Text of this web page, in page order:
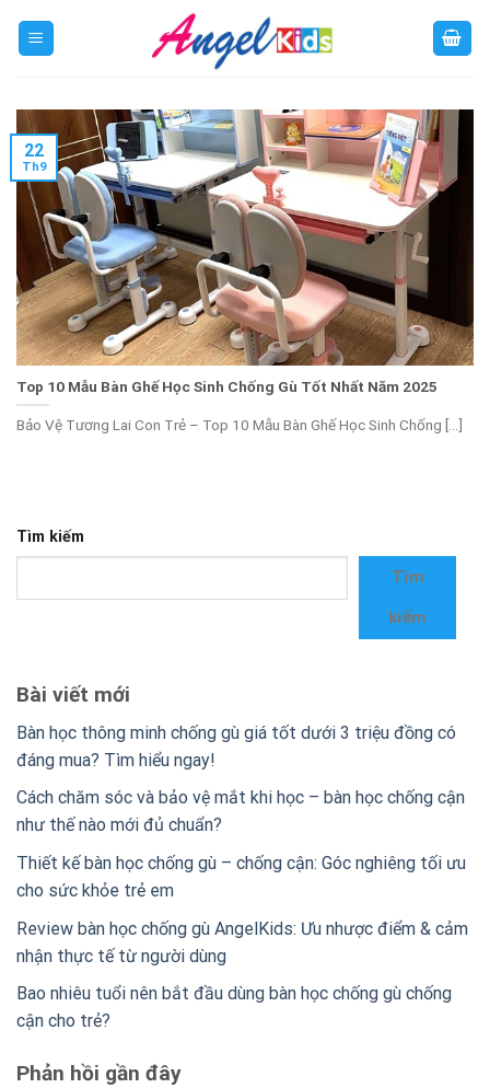
Top 10 Mẫu Bàn Ghế Học Sinh Chống Gù Tốt Nhất Năm 2025
Bảo Vệ Tương Lai Con Trẻ – Top 10 Mẫu Bàn Ghế Học Sinh Chống [...]
22
Th9
Tìm kiếm
Tìm
kiếm
Bài viết mới
Bàn học thông minh chống gù giá tốt dưới 3 triệu đồng có
đáng mua? Tìm hiểu ngay!
Cách chăm sóc và bảo vệ mắt khi học – bàn học chống cận
như thế nào mới đủ chuẩn?
Thiết kế bàn học chống gù – chống cận: Góc nghiêng tối ưu
cho sức khỏe trẻ em
Review bàn học chống gù AngelKids: Ưu nhược điểm & cảm
nhận thực tế từ người dùng
Bao nhiêu tuổi nên bắt đầu dùng bàn học chống gù chống
cận cho trẻ?
Phản hồi gần đây